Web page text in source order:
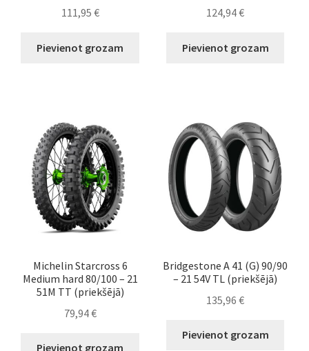
111,95 €
Pievienot grozam
124,94€
Pievienot grozam
Michelin Starcross 6
Medium hard 80/100 – 21
51M TT (priekšējā)
79,94€
Pievienot grozam
Bridgestone A 41 (G) 90/90
– 21 54V TL (priekšējā)
135,96€
Pievienot grozam